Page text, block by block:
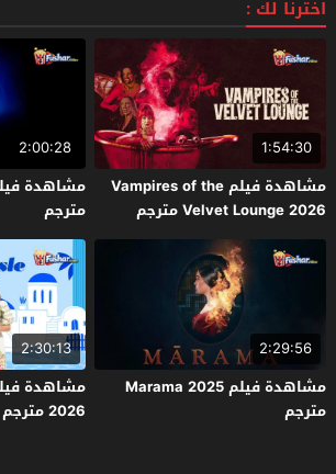
اخترنا لك :
1:54:30
مشاهدة فيلم Vampires of the
Velvet Lounge 2026 مترجم
2:00:28
مترجم
2:29:56
مشاهدة فيلم Marama 2025
مترجم
2:30:13
2026 مترجم